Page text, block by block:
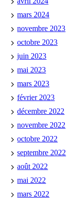
mars 2024
novembre 2023
octobre 2023
juin 2023
mai 2023
mars 2023
février 2023
décembre 2022
novembre 2022
octobre 2022
septembre 2022
août 2022
mai 2022
mars 2022